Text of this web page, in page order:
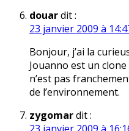
douardit :
23 janvier 2009 à
Bonjour, j’ai la
Jouanno est un
n’est pas
de l’environnement.
zygomardit :